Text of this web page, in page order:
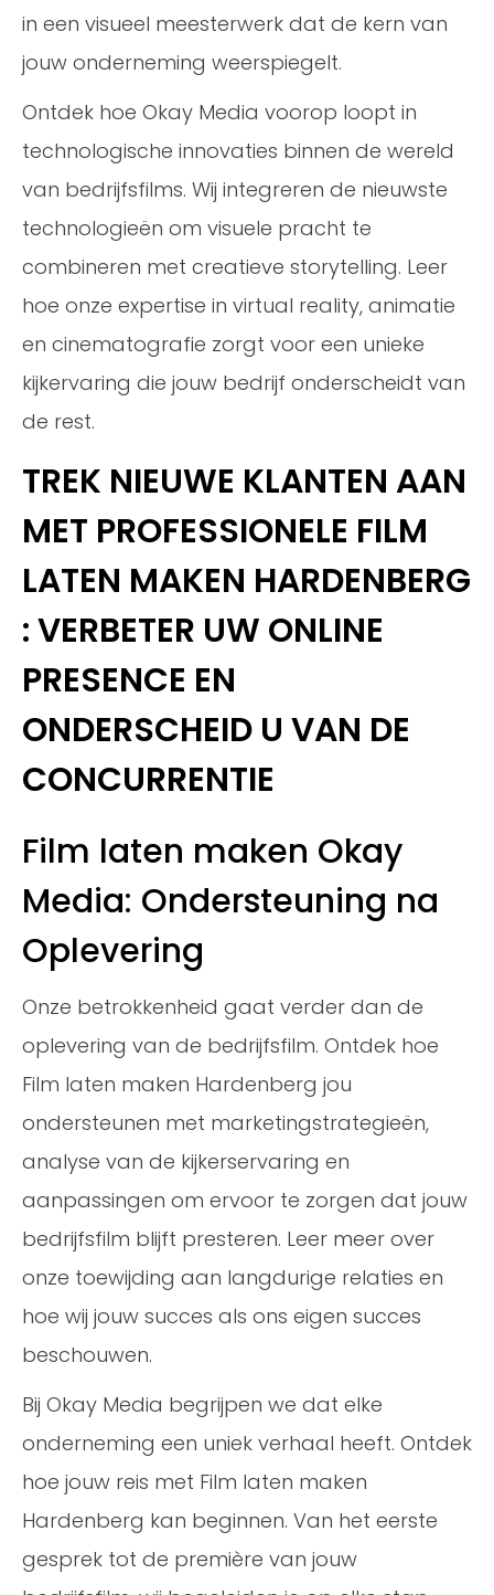
in een visueel meesterwerk dat de kern van
jouw onderneming weerspiegelt.
Ontdek hoe Okay Media voorop loopt in
technologische innovaties binnen de wereld
van bedrijfsfilms. Wij integreren de nieuwste
technologieën om visuele pracht te
combineren met creatieve storytelling. Leer
hoe onze expertise in virtual reality, animatie
en cinematografie zorgt voor een unieke
kijkervaring die jouw bedrijf onderscheidt van
de rest.
TREK NIEUWE KLANTEN AAN
MET PROFESSIONELE FILM
LATEN MAKEN HARDENBERG
: VERBETER UW ONLINE
PRESENCE EN
ONDERSCHEID U VAN DE
CONCURRENTIE
Film laten maken Okay
Media: Ondersteuning na
Oplevering
Onze betrokkenheid gaat verder dan de
oplevering van de bedrijfsfilm. Ontdek hoe
Film laten maken Hardenberg jou
ondersteunen met marketingstrategieën,
analyse van de kijkerservaring en
aanpassingen om ervoor te zorgen dat jouw
bedrijfsfilm blijft presteren. Leer meer over
onze toewijding aan langdurige relaties en
hoe wij jouw succes als ons eigen succes
beschouwen.
Bij Okay Media begrijpen we dat elke
onderneming een uniek verhaal heeft. Ontdek
hoe jouw reis met Film laten maken
Hardenberg kan beginnen. Van het eerste
gesprek tot de première van jouw